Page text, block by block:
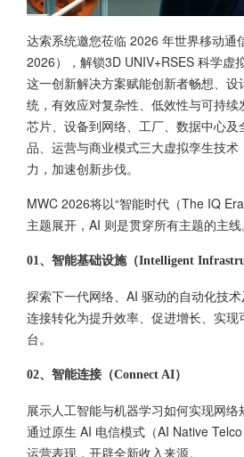
达索系统邀您莅临 2026 年世界移动通
2026），解锁3D UNIV+RSES 科学虚
这一创新解决方案赋能创新者畅想、设
统，有效应对复杂性、低效性与可持续
芯片、设备到网络、工厂、数据中心
品、运营与商业模式三大虚拟孪生技
力，加速创新步伐。
MWC 2026将以“智能时代（The IQ
主题展开，AI 则是贯穿所有主题的主线。
01、智能基础设施（Intelligent
探索下一代网络、AI 驱动的自动化技
连接转化为提升效率、促进增长、实
台。
02、智能连接（Connect AI）
展示人工智能与机器学习如何实现网络
通过原生 AI 电信模式（AI Native
运营表现，开辟全新收入来源。